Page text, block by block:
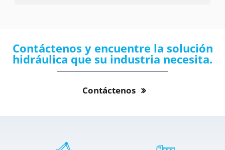
Contáctenos y encuentre la solución
hidráulica que su industria necesita.
Contáctenos